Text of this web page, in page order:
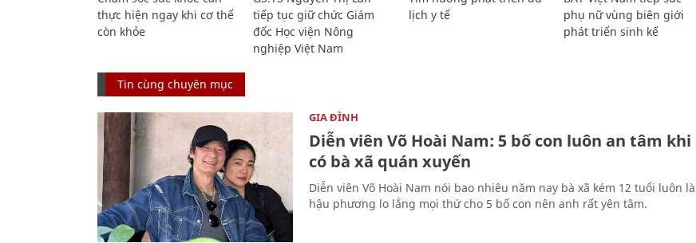
thực hiện ngay khi cơ thể
còn khỏe
tiếp tục giữ chức Giám
đốc Học viện Nông
nghiệp Việt Nam
lịch y tế
phụ nữ vùng biên giới
phát triển sinh kế
Tin cùng chuyên mục
GIA ĐÌNH
Diễn viên Võ Hoài Nam: 5 bố con luôn an tâm khi
có bà xã quán xuyến
Diễn viên Võ Hoài Nam nói bao nhiêu năm nay bà xã kém 12 tuổi luôn là
hậu phương lo lắng mọi thứ cho 5 bố con nên anh rất yên tâm.